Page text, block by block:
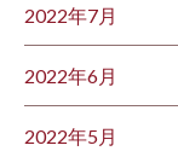
2022年7月
2022年6月
2022年5月